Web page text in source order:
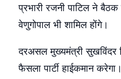
प्रभारी रजनी पाटिल ने
वेणुगोपाल भी शामिल होंगे।
दरअसल मुख्यमंत्री सुखविंदर
फैसला पार्टी हाईकमान